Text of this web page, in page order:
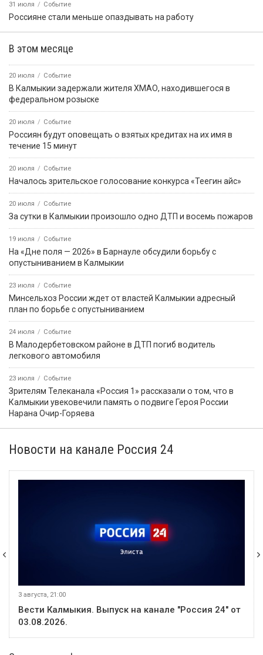
31 июля Событие
Россияне стали меньше опаздывать на работу
В этом месяце
20 июля Событие
В Калмыкии задержали жителя ХМАО, находившегося в
федеральном розыске
20 июля Событие
Россиян будут оповещать о взятых кредитах на их имя в
течение 15 минут
20 июля Событие
Началось зрительское голосование конкурса «Теегин айс»
20 июля Событие
За сутки в Калмыкии произошло одно ДТП и восемь пожаров
19 июля Событие
На «Дне поля — 2026» в Барнауле обсудили борьбу с
опустыниванием в Калмыкии
23 июля Событие
Минсельхоз России ждет от властей Калмыкии адресный
план по борьбе с опустыниванием
24 июля Событие
В Малодербетовском районе в ДТП погиб водитель
легкового автомобиля
23 июля Событие
Зрителям Телеканала «Россия 1» рассказали о том, что в
Калмыкии увековечили память о подвиге Героя России
Нарана Очир-Горяева
Новости на канале Россия 24
3 августа, 21:00
Вести Калмыкия. Выпуск на канале "Россия 24" от
03.08.2026.